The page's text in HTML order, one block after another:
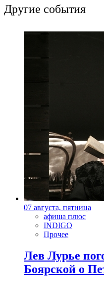
Другие события
07 августа, пятница
афиша плюс
INDIGO
Прочее
Лев Лурье
Боярской о